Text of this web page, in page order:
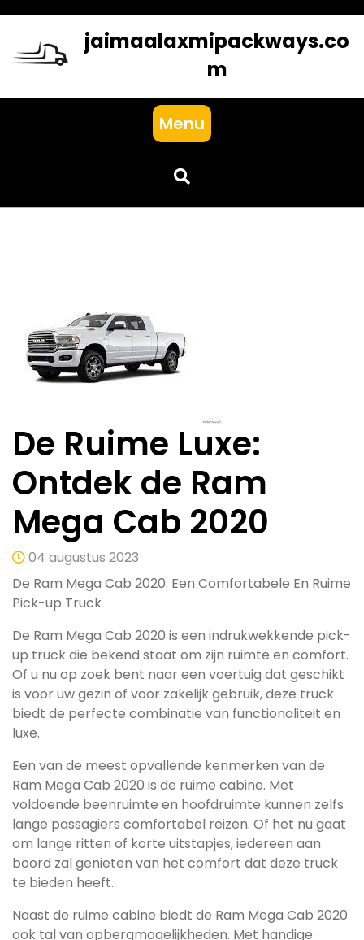
content
jaimaalaxmipackways.co
m
Menu
De Ruime Luxe:
Ontdek de Ram
Mega Cab 2020
04 augustus 2023
De Ram Mega Cab 2020: Een Comfortabele En Ruime
Pick-up Truck
De Ram Mega Cab 2020 is een indrukwekkende pick-
up truck die bekend staat om zijn ruimte en comfort.
Of u nu op zoek bent naar een voertuig dat geschikt
is voor uw gezin of voor zakelijk gebruik, deze truck
biedt de perfecte combinatie van functionaliteit en
luxe.
Een van de meest opvallende kenmerken van de
Ram Mega Cab 2020 is de ruime cabine. Met
voldoende beenruimte en hoofdruimte kunnen zelfs
lange passagiers comfortabel reizen. Of het nu gaat
om lange ritten of korte uitstapjes, iedereen aan
boord zal genieten van het comfort dat deze truck
te bieden heeft.
Naast de ruime cabine biedt de Ram Mega Cab 2020
ook tal van opbergmogelijkheden. Met handige